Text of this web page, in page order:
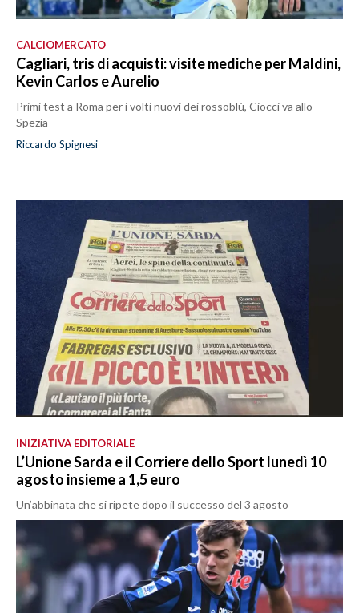
CALCIOMERCATO
Cagliari, tris di acquisti: visite mediche per Maldini,
Kevin Carlos e Aurelio
Primi test a Roma per i volti nuovi dei rossoblù, Ciocci va allo
Spezia
Riccardo Spignesi
INIZIATIVA EDITORIALE
L’Unione Sarda e il Corriere dello Sport lunedì 10
agosto insieme a 1,5 euro
Un’abbinata che si ripete dopo il successo del 3 agosto